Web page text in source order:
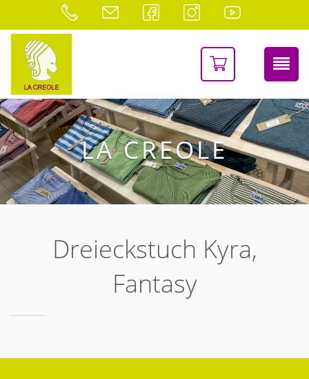
LA CREOLE
Dreieckstuch Kyra,
Fantasy